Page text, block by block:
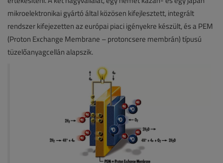
mikroelektronikai gyártó által közösen kifejlesztett, integrált
rendszer kifejezetten az európai piaci igényekre készült, és a PEM
(Proton Exchange Membrane – protoncsere membrán) típusú
tüzelőanyagcellán alapszik.